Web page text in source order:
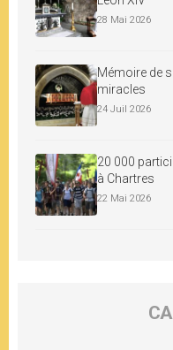
28 Mai 2026
Mémoire de
miracles
24 Juil 2026
20 000
à Chartres
22 Mai 2026